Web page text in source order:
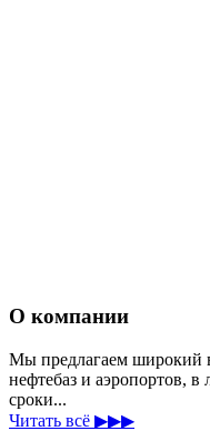
О компании
Мы предлагаем широкий
нефтебаз и аэропортов,
сроки...
Читать всё ▶▶▶